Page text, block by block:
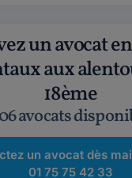
un avocat
aux
18ème
avocats
un avocat dès
01 75 75 42 33